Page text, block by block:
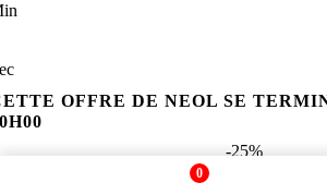
OFFRE DE NEOL SE
-25%
0